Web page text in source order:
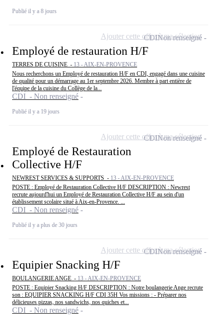
Publié il y a 8 jours
Employé de restauration H/F
TERRES DE CUISINE - 13 - AIX-EN-PROVENCE
Nous recherchons un Employé de restauration H/F en CDI, engagé dans une cuisine
de qualité pour un démarrage au 1er septembre 2026. Membre à part entière de
l'équipe de la cuisine du Collège de la...
CDI - Non renseigné
Publié il y a 19 jours
CDINon renseigné
Ajouter cette offre à ma sélection
Employé de Restauration
Collective H/F
NEWREST SERVICES & SUPPORTS - 13 - AIX-EN-PROVENCE
POSTE : Employé de Restauration Collective H/F DESCRIPTION : Newrest
recrute aujourd'hui un Employé de Restauration Collective H/F au sein d'un
établissement scolaire situé à Aix-en-Provence. ...
CDI - Non renseigné
Publié il y a plus de 30 jours
CDINon renseigné
Ajouter cette offre à ma sélection
Equipier Snacking H/F
BOULANGERIE ANGE - 13 - AIX-EN-PROVENCE
POSTE : Equipier Snacking H/F DESCRIPTION : Notre boulangerie Ange recrute
son : EQUIPIER SNACKING H/F CDI 35H Vos missions : - Préparer nos
délicieuses pizzas, nos sandwichs, nos quiches et...
CDI - Non renseigné
CDINon renseigné
Ajouter cette offre à ma sélection